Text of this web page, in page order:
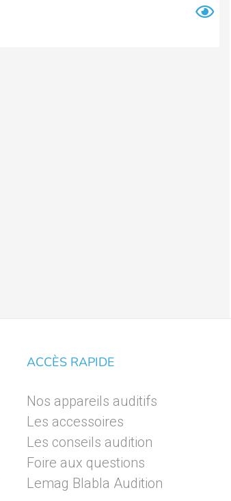
ACCÈS RAPIDE
Nos appareils auditifs
Les accessoires
Les conseils audition
Foire aux questions
Lemag Blabla Audition